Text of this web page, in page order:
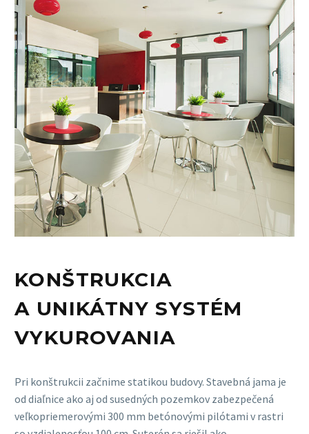
KONŠTRUKCIA
A UNIKÁTNY SYSTÉM
VYKUROVANIA
Pri konštrukcii začnime statikou budovy. Stavebná jama je
od diaľnice ako aj od susedných pozemkov zabezpečená
veľkopriemerovými 300 mm betónovými pilótami v rastri